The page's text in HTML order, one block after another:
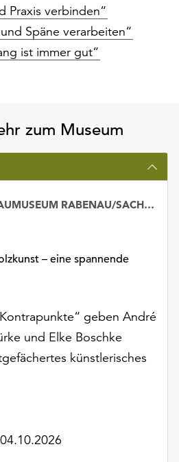
Praxis verbinden“
Späne verarbeiten“
ist immer gut“
zum Museum
– eine spannende
DEUTSCHES STUHLBAUMUSEUM RABENAU/SACHSEN
geben André
und Elke Boschke
künstlerisches